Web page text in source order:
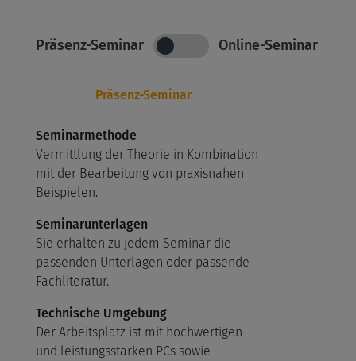
Präsenz-Seminar Online-Seminar
Präsenz-Seminar
Seminarmethode
Vermittlung der Theorie in Kombination
mit der Bearbeitung von praxisnahen
Beispielen.
Seminarunterlagen
Sie erhalten zu jedem Seminar die
passenden Unterlagen oder passende
Fachliteratur.
Technische Umgebung
Der Arbeitsplatz ist mit hochwertigen
und leistungsstarken PCs sowie